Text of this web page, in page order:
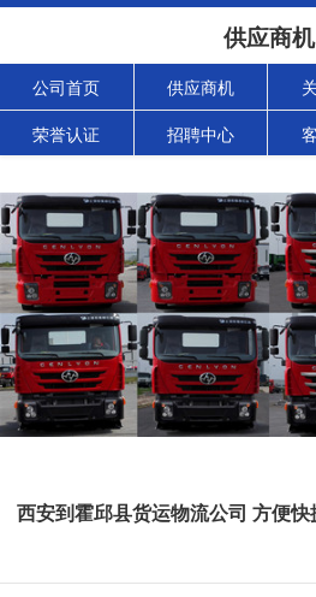
供应商机
公司首页 供应商机
荣誉认证 招聘中心
西安到霍邱县货运物流公司 方便